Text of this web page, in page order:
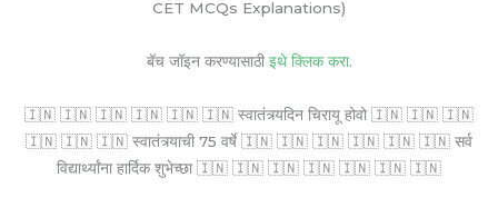
CET MCQs Explanations)
बॅच जॉइन करण्यासाठी इथे क्लिक करा.
🇮🇳 🇮🇳 🇮🇳 🇮🇳 🇮🇳 🇮🇳 स्वातंत्र्यदिन चिरायू होवो 🇮🇳 🇮🇳 🇮🇳
🇮🇳 🇮🇳 🇮🇳 स्वातंत्र्याची 75 वर्षे 🇮🇳 🇮🇳 🇮🇳 🇮🇳 🇮🇳 🇮🇳 सर्व
विद्यार्थ्यांना हार्दिक शुभेच्छा 🇮🇳 🇮🇳 🇮🇳 🇮🇳 🇮🇳 🇮🇳 🇮🇳